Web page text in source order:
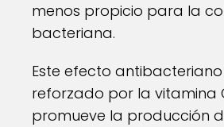
menos propicio para la
bacteriana.
Este efecto antibacteriano
reforzado por la vitamina
promueve la producción